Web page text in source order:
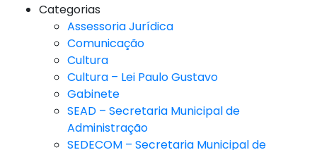
Categorias
Assessoria Jurídica
Comunicação
Cultura
Cultura – Lei Paulo Gustavo
Gabinete
SEAD – Secretaria Municipal de
Administração
SEDECOM – Secretaria Municipal de